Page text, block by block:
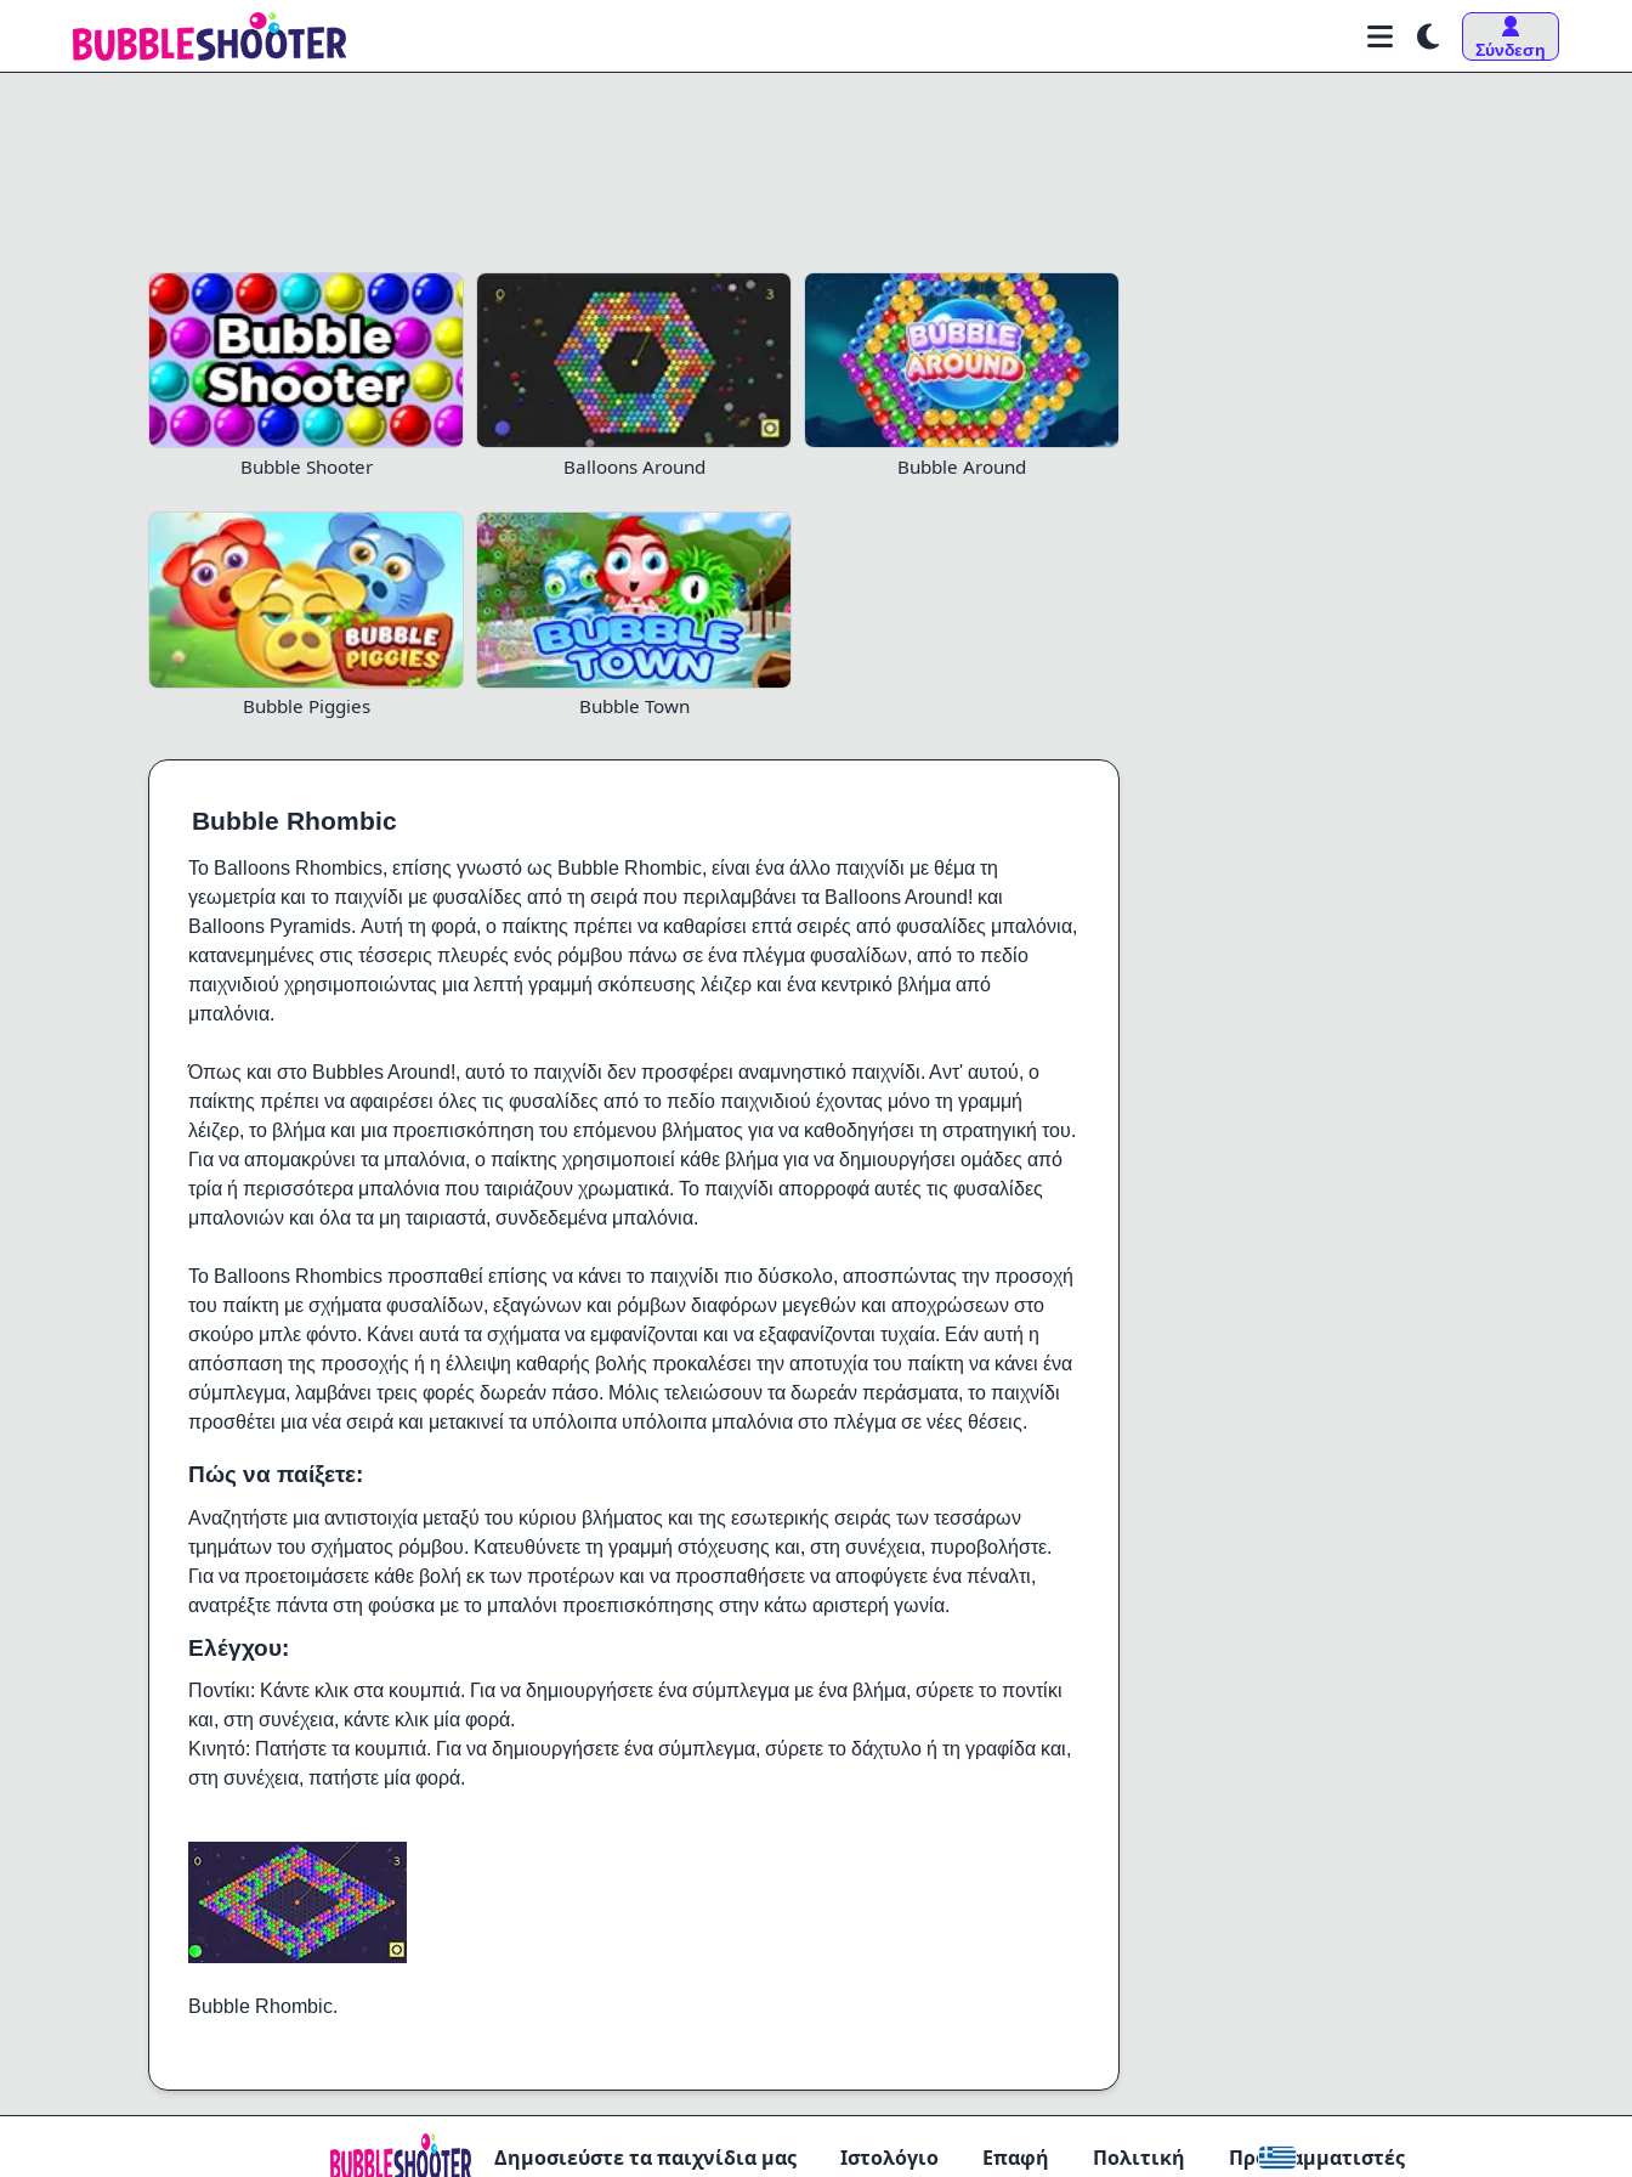
Σύνδεση
Bubble Rhombic 0/11 325 381
Bubble Shooter Balloons Around Bubble Around
Bubble Piggies Bubble Town
Bubble Rhombic
Το Balloons Rhombics, επίσης γνωστό ως Bubble Rhombic, είναι ένα άλλο παιχνίδι με θέμα τη
γεωμετρία και το παιχνίδι με φυσαλίδες από τη σειρά που περιλαμβάνει τα Balloons Around! και
Balloons Pyramids. Αυτή τη φορά, ο παίκτης πρέπει να καθαρίσει επτά σειρές από φυσαλίδες μπαλόνια,
κατανεμημένες στις τέσσερις πλευρές ενός ρόμβου πάνω σε ένα πλέγμα φυσαλίδων, από το πεδίο
παιχνιδιού χρησιμοποιώντας μια λεπτή γραμμή σκόπευσης λέιζερ και ένα κεντρικό βλήμα από
μπαλόνια.
Όπως και στο Bubbles Around!, αυτό το παιχνίδι δεν προσφέρει αναμνηστικό παιχνίδι. Αντ' αυτού, ο
παίκτης πρέπει να αφαιρέσει όλες τις φυσαλίδες από το πεδίο παιχνιδιού έχοντας μόνο τη γραμμή
λέιζερ, το βλήμα και μια προεπισκόπηση του επόμενου βλήματος για να καθοδηγήσει τη στρατηγική του.
Για να απομακρύνει τα μπαλόνια, ο παίκτης χρησιμοποιεί κάθε βλήμα για να δημιουργήσει ομάδες από
τρία ή περισσότερα μπαλόνια που ταιριάζουν χρωματικά. Το παιχνίδι απορροφά αυτές τις φυσαλίδες
μπαλονιών και όλα τα μη ταιριαστά, συνδεδεμένα μπαλόνια.
Το Balloons Rhombics προσπαθεί επίσης να κάνει το παιχνίδι πιο δύσκολο, αποσπώντας την προσοχή
του παίκτη με σχήματα φυσαλίδων, εξαγώνων και ρόμβων διαφόρων μεγεθών και αποχρώσεων στο
σκούρο μπλε φόντο. Κάνει αυτά τα σχήματα να εμφανίζονται και να εξαφανίζονται τυχαία. Εάν αυτή η
απόσπαση της προσοχής ή η έλλειψη καθαρής βολής προκαλέσει την αποτυχία του παίκτη να κάνει ένα
σύμπλεγμα, λαμβάνει τρεις φορές δωρεάν πάσο. Μόλις τελειώσουν τα δωρεάν περάσματα, το παιχνίδι
προσθέτει μια νέα σειρά και μετακινεί τα υπόλοιπα υπόλοιπα μπαλόνια στο πλέγμα σε νέες θέσεις.
Πώς να παίξετε:
Αναζητήστε μια αντιστοιχία μεταξύ του κύριου βλήματος και της εσωτερικής σειράς των τεσσάρων
τμημάτων του σχήματος ρόμβου. Κατευθύνετε τη γραμμή στόχευσης και, στη συνέχεια, πυροβολήστε.
Για να προετοιμάσετε κάθε βολή εκ των προτέρων και να προσπαθήσετε να αποφύγετε ένα πέναλτι,
ανατρέξτε πάντα στη φούσκα με το μπαλόνι προεπισκόπησης στην κάτω αριστερή γωνία.
Ελέγχου:
Ποντίκι: Κάντε κλικ στα κουμπιά. Για να δημιουργήσετε ένα σύμπλεγμα με ένα βλήμα, σύρετε το ποντίκι
και, στη συνέχεια, κάντε κλικ μία φορά.
Κινητό: Πατήστε τα κουμπιά. Για να δημιουργήσετε ένα σύμπλεγμα, σύρετε το δάχτυλο ή τη γραφίδα και,
στη συνέχεια, πατήστε μία φορά.
Bubble Rhombic.
Δημοσιεύστε τα παιχνίδια μας Ιστολόγιο Επαφή Πολιτική Προγραμματιστές